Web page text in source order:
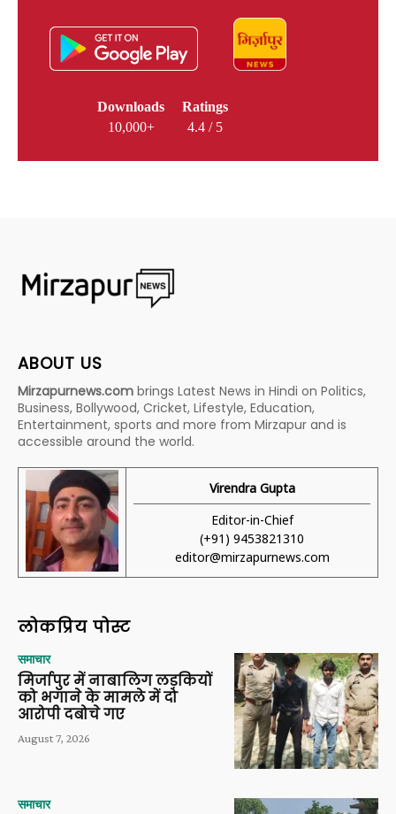
Downloads
10,000+
Ratings
4.4 / 5
ABOUT US
Mirzapurnews.com brings Latest News in Hindi on Politics,
Business, Bollywood, Cricket, Lifestyle, Education,
Entertainment, sports and more from Mirzapur and is
accessible around the world.
Virendra Gupta
Editor-in-Chief
(+91) 9453821310
editor@mirzapurnews.com
लोकप्रिय पोस्ट
समाचार
मिर्जापुर में नाबालिग लड़कियों
को भगाने के मामले में दो
आरोपी दबोचे गए
August 7, 2026
समाचार